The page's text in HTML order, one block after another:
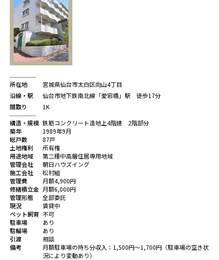
所在地
宮城県仙台市太白区向山4丁目
沿線・駅
仙台市地下鉄南北線「愛宕橋」駅 徒歩17分
間取り
1K
構造・規模 鉄筋コンクリート造地上4階建 2階部分
築年
1989年9月
総戸数
87戸
土地権利
所有権
用途地域
第二種中高層住居専用地域
管理会社
朝日ハウズイング
施工会社
松村組
管理費
月額4,900円
修繕積立金 月額6,000円
管理形態
全部委託
現況
賃貸中
ペット飼育 不可
駐車場
あり
駐輪場
あり
引渡
相談
備考
月額駐車場の持ち分収入：1,500円～1,700円（駐車場の空き状
況により変動あり）